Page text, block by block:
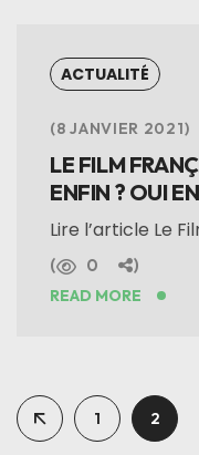
ACTUALITÉ
8 JANVIER 2021
LE FILM
ENFIN ? OUI
Lire l’article Le
READ MORE
0
1 2